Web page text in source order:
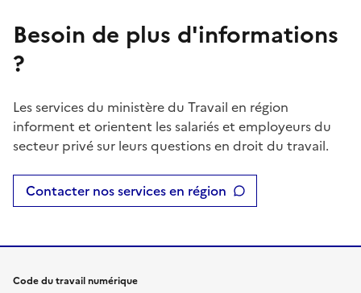
Besoin de plus d'informations
?
Les services du ministère du Travail en région
informent et orientent les salariés et employeurs du
secteur privé sur leurs questions en droit du travail.
Contacter nos services en région
Code du travail numérique